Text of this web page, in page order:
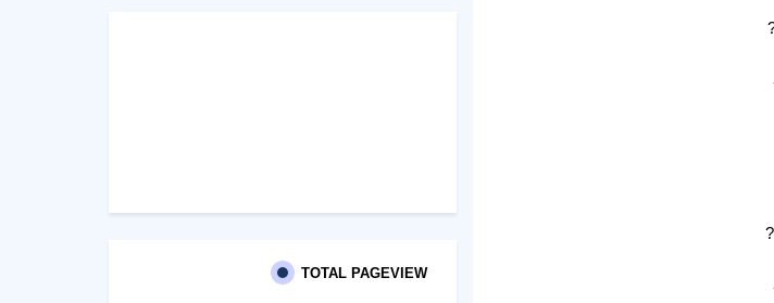
TOTAL PAGEVIEW